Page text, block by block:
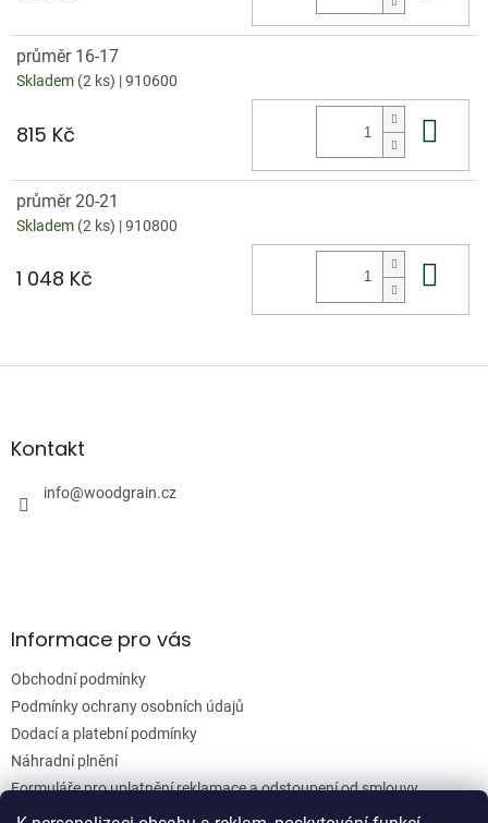
průměr 16-17
Skladem (2 ks) | 910600
815 Kč
průměr 20-21
Skladem (2 ks) | 910800
1 048 Kč
Z
aKontakt
info@woodgrain.cz
Informace pro vás
Obchodní podmínky
Podmínky ochrany osobních údajů
Dodací a platební podmínky
Náhradní plnění
Formuláře pro uplatnění reklamace a odstoupení od smlouvy
Moje objednávka